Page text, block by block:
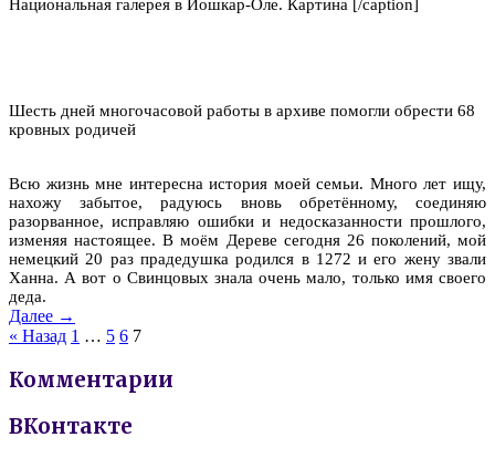
Национальная галерея в Йошкар-Оле. Картина [/caption]
Шесть дней многочасовой работы в архиве помогли обрести 68
кровных родичей
Всю жизнь мне интересна история моей семьи. Много лет ищу,
нахожу забытое, радуюсь вновь обретённому, соединяю
разорванное, исправляю ошибки и недосказанности прошлого,
изменяя настоящее. В моём Дереве сегодня 26 поколений, мой
немецкий 20 раз прадедушка родился в 1272 и его жену звали
Ханна. А вот о Свинцовых знала очень мало, только имя своего
деда.
Далее →
« Назад 1 … 5 6 7
Комментарии
ВКонтакте